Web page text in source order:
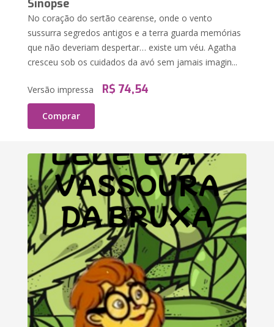
Sinopse
No coração do sertão cearense, onde o vento
sussurra segredos antigos e a terra guarda memórias
que não deveriam despertar… existe um véu. Agatha
cresceu sob os cuidados da avó sem jamais imagin...
Versão impressa R$ 74,54
Comprar